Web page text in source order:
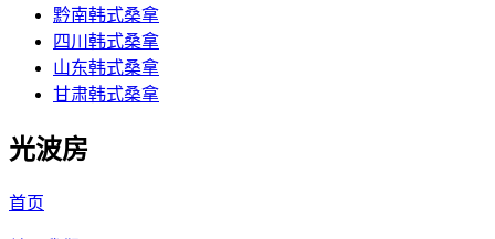
黔南韩式桑拿
四川韩式桑拿
山东韩式桑拿
甘肃韩式桑拿
光波房
首页